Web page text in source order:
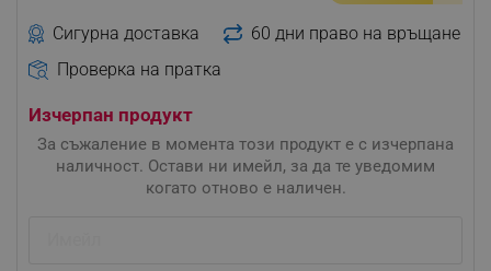
Сигурна доставка
60 дни право на връщане
Проверка на пратка
Изчерпан продукт
За съжаление в момента този продукт е с изчерпана
наличност. Остави ни имейл, за да те уведомим
когато отново е наличен.